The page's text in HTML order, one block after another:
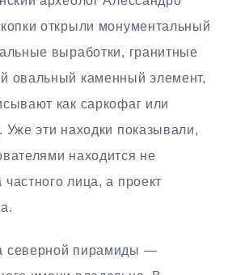
открыли монументальный
выработки, гранитные
овальный каменный элемент,
как саркофаг или
Уже эти находки показывали,
находится не
лица, а проект
северной пирамиды —